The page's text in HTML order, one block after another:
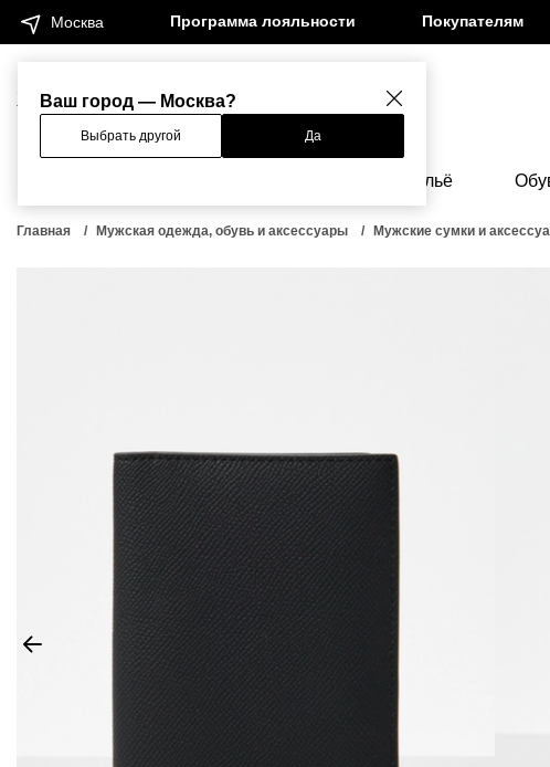
Ваш город — Москва?
Выбрать другой Да
Москва Программа лояльности Покупателям
Женщинам Мужчинам
Бельё
Главная Мужская одежда, обувь и аксессуары Мужские сумки и